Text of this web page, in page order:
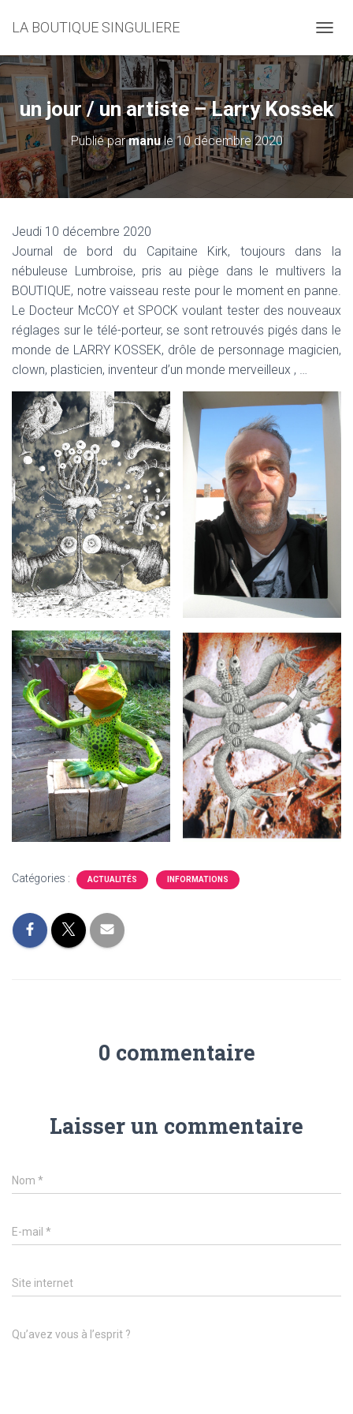
LA BOUTIQUE SINGULIERE
É
L
I
E
R
L
A
N
O
N
un jour / un artiste – Larry Kossek
Publié parmanule10 décembre 2020
Jeudi 10 décembre 2020
Journal de bord du Capitaine Kirk, toujours dans la
nébuleuse Lumbroise, pris au piège dans le multivers la
BOUTIQUE, notre vaisseau reste pour le moment en panne.
Le Docteur McCOY et SPOCK voulant tester des nouveaux
réglages sur le télé-porteur, se sont retrouvés pigés dans le
monde de LARRY KOSSEK, drôle de personnage magicien,
clown, plasticien, inventeur d’un monde merveilleux , …
Catégories : ACTUALITÉS INFORMATIONS
0 commentaire
Laisser un commentaire
Nom *
E-mail *
Site internet
Qu’avez vous à l’esprit ?